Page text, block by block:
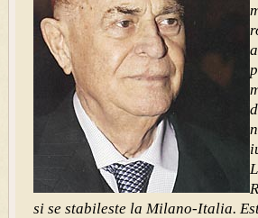
si se stabileste la Milano-Italia.